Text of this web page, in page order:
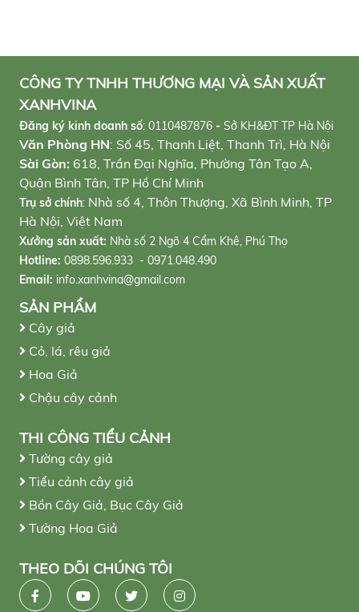
CÔNG TY TNHH THƯƠNG MẠI VÀ SẢN XUẤT
XANHVINA
Đăng ký kinh doanh số: 0110487876 - Sở KH&ĐT TP Hà Nội
Văn Phòng HN: Số 45, Thanh Liệt, Thanh Trì, Hà Nội
Sài Gòn: 618, Trần Đại Nghĩa, Phường Tân Tạo A,
Quận Bình Tân, TP Hồ Chí Minh
Trụ sở chính: Nhà số 4, Thôn Thượng, Xã Bình Minh, TP
Hà Nội, Việt Nam
Xưởng sản xuất: Nhà số 2 Ngõ 4 Cẩm Khê, Phú Thọ
Hotline: 0898.596.933 - 0971.048.490
Email: info.xanhvina@gmail.com
SẢN PHẨM
Cây giả
Cỏ, lá, rêu giả
Hoa Giả
Chậu cây cảnh
THI CÔNG TIỂU CẢNH
Tường cây giả
Tiểu cảnh cây giả
Bồn Cây Giả, Bục Cây Giả
Tường Hoa Giả
THEO DÕI CHÚNG TÔI